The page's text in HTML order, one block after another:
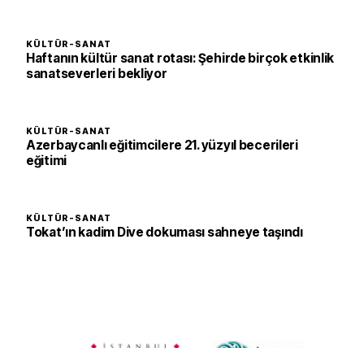
KÜLTÜR-SANAT
Haftanın kültür sanat rotası: Şehirde birçok etkinlik
sanatseverleri bekliyor
KÜLTÜR-SANAT
Azerbaycanlı eğitimcilere 21. yüzyıl becerileri
eğitimi
KÜLTÜR-SANAT
Tokat’ın kadim Dive dokuması sahneye taşındı